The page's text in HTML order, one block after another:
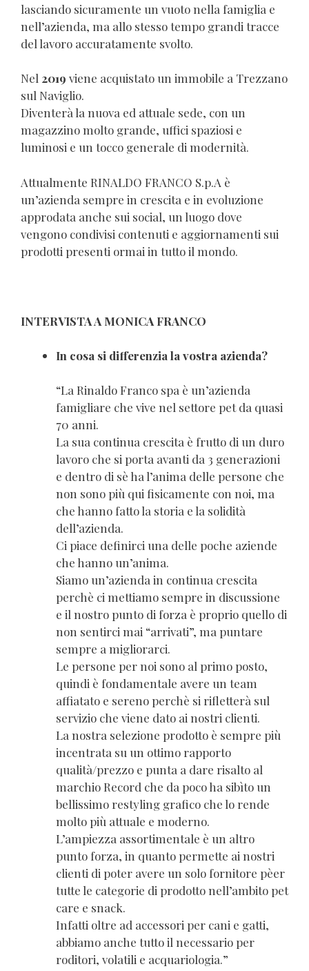
lasciando sicuramente un vuoto nella famiglia e
nell’azienda, ma allo stesso tempo grandi tracce
del lavoro accuratamente svolto.
Nel 2019 viene acquistato un immobile a Trezzano
sul Naviglio.
Diventerà la nuova ed attuale sede, con un
magazzino molto grande, uffici spaziosi e
luminosi e un tocco generale di modernità.
Attualmente RINALDO FRANCO S.p.A è
un’azienda sempre in crescita e in evoluzione
approdata anche sui social, un luogo dove
vengono condivisi contenuti e aggiornamenti sui
prodotti presenti ormai in tutto il mondo.
INTERVISTA A MONICA FRANCO
In cosa si differenzia la vostra azienda?
“La Rinaldo Franco spa è un’azienda
famigliare che vive nel settore pet da quasi
70 anni.
La sua continua crescita è frutto di un duro
lavoro che si porta avanti da 3 generazioni
e dentro di sè ha l’anima delle persone che
non sono più qui fisicamente con noi, ma
che hanno fatto la storia e la solidità
dell’azienda.
Ci piace definirci una delle poche aziende
che hanno un’anima.
Siamo un’azienda in continua crescita
perchè ci mettiamo sempre in discussione
e il nostro punto di forza è proprio quello di
non sentirci mai “arrivati”, ma puntare
sempre a migliorarci.
Le persone per noi sono al primo posto,
quindi è fondamentale avere un team
affiatato e sereno perchè si rifletterà sul
servizio che viene dato ai nostri clienti.
La nostra selezione prodotto è sempre più
incentrata su un ottimo rapporto
qualità/prezzo e punta a dare risalto al
marchio Record che da poco ha sibìto un
bellissimo restyling grafico che lo rende
molto più attuale e moderno.
L’ampiezza assortimentale è un altro
punto forza, in quanto permette ai nostri
clienti di poter avere un solo fornitore pèer
tutte le categorie di prodotto nell’ambito pet
care e snack.
Infatti oltre ad accessori per cani e gatti,
abbiamo anche tutto il necessario per
roditori, volatili e acquariologia.”